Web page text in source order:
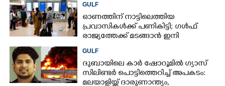
എക്സ്പ്രസ്
GULF
ഓണത്തിന് നാട്ടിലെത്തിയ
പ്രവാസികൾക്ക് പണികിട്ടി; ഗൾഫ്
രാജ്യത്തേക്ക് മടങ്ങാൻ ഇനി
GULF
ദുബായിലെ കാർ ഷോറൂമിൽ ഗ്യാസ്
സിലിണ്ടർ പൊട്ടിത്തെറിച്ച് അപകടം:
മലയാളിയ്ക്ക് ദാരുണാന്ത്യം,